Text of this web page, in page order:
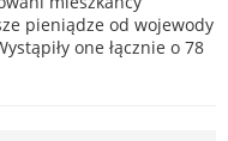
pieniądze od wojewody
one łącznie o 78